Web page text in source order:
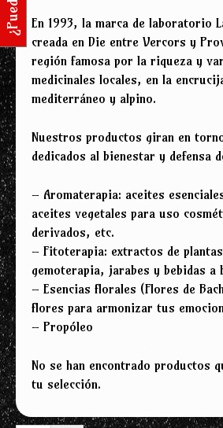
En 1993, la marca de laboratorio
creada en Die entre Vercors y
región famosa por la riqueza y
medicinales locales, en la
mediterráneo y alpino.
Nuestros productos giran en
dedicados al bienestar y defensa
– Aromaterapia: aceites
aceites vegetales para uso
derivados, etc.
– Fitoterapia: extractos de
gemoterapia, jarabes y bebidas a
– Esencias florales (Flores de
flores para armonizar tus
– Propóleo
No se han encontrado productos
tu selección.